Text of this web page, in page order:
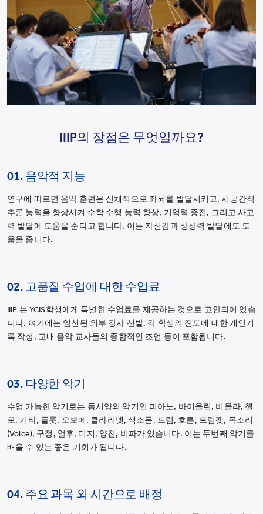
IIIP의 장점은 무엇일까요?
01. 음악적 지능
연구에 따르면 음악 훈련은 신체적으로 좌뇌를 발달시키고, 시공간적
추론 능력을 향상시켜 수학 수행 능력 향상, 기억력 증진, 그리고 사고
력 발달에 도움을 준다고 합니다. 이는 자신감과 상상력 발달에도 도
움을 줍니다.
02. 고품질 수업에 대한 수업료
IIIP 는 YCIS학생에게 특별한 수업료를 제공하는 것으로 고안되어 있습
니다. 여기에는 엄선된 외부 강사 선발, 각 학생의 진도에 대한 개인기
록 작성, 교내 음악 교사들의 종합적인 조언 등이 포함됩니다.
03. 다양한 악기
수업 가능한 악기로는 동서양의 악기인 피아노, 바이올린, 비올라, 첼
로, 기타, 플룻, 오보에, 클라리넷, 색소폰, 드럼, 호른, 트럼펫, 목소리
(Voice), 구정, 얼후, 디지, 양친, 비파가 있습니다. 이는 두번째 악기를
배울 수 있는 좋은 기회가 됩니다.
04. 주요 과목 외 시간으로 배정